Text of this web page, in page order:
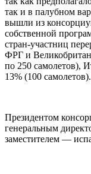
так и в палубном
вышли из
собственной
стран-участниц
ФРГ и
по 250 самолетов),
13% (100 самолетов).
Президентом
генеральным
заместителем —